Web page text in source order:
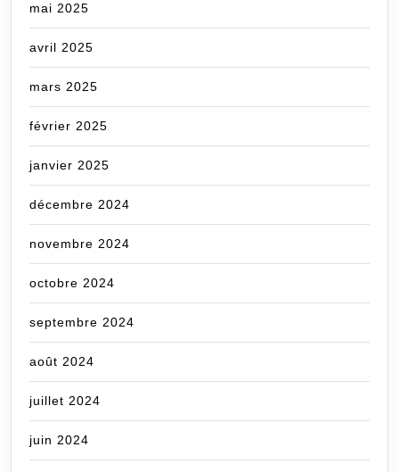
mai 2025
avril 2025
mars 2025
février 2025
janvier 2025
décembre 2024
novembre 2024
octobre 2024
septembre 2024
août 2024
juillet 2024
juin 2024